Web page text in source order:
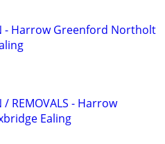
- Harrow Greenford Northolt
/ REMOVALS - Harrow
Ealing